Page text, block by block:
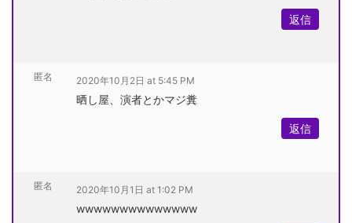
返信
匿名 2020年10月2日 at 5:45 PM
晒し屋、演者とかマジ糞
返信
匿名 2020年10月1日 at 1:02 PM
wwwwwwwwwwwwww